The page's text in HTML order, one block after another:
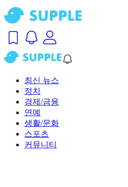
최신 뉴스
정치
경제/금융
연예
생활/문화
스포츠
커뮤니티